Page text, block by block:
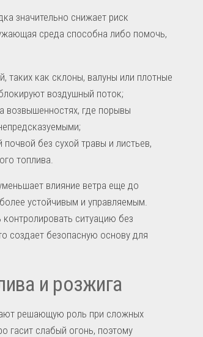
значительно снижает риск
среда способна либо помочь,
таких как склоны, валуны или плотные
воздушный поток;
возвышенностях, где порывы
без сухой травы и листьев,
топлива.
влияние ветра еще до
устойчивым и управляемым.
ситуацию без
создает безопасную основу для
и розжига
решающую роль при сложных
гасит слабый огонь, поэтому